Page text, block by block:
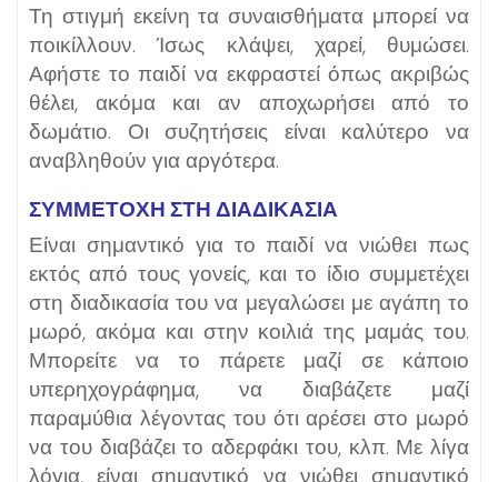
Τη στιγμή εκείνη τα συναισθήματα μπορεί να
ποικίλλουν. Ίσως κλάψει, χαρεί, θυμώσει.
Αφήστε το παιδί να εκφραστεί όπως ακριβώς
θέλει, ακόμα και αν αποχωρήσει από το
δωμάτιο. Οι συζητήσεις είναι καλύτερο να
αναβληθούν για αργότερα.
ΣΥΜΜΕΤΟΧΗ ΣΤΗ ΔΙΑΔΙΚΑΣΙΑ
Είναι σημαντικό για το παιδί να νιώθει πως
εκτός από τους γονείς, και το ίδιο συμμετέχει
στη διαδικασία του να μεγαλώσει με αγάπη το
μωρό, ακόμα και στην κοιλιά της μαμάς του.
Μπορείτε να το πάρετε μαζί σε κάποιο
υπερηχογράφημα, να διαβάζετε μαζί
παραμύθια λέγοντας του ότι αρέσει στο μωρό
να του διαβάζει το αδερφάκι του, κλπ. Με λίγα